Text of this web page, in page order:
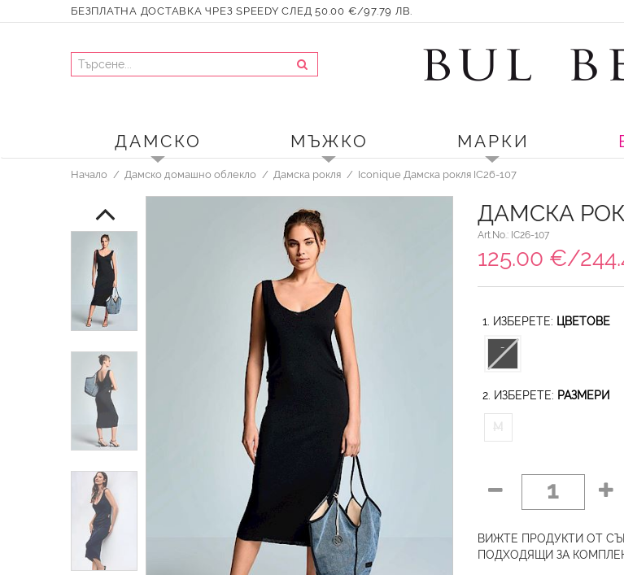
БЕЗПЛАТНА ДОСТАВКА ЧРЕЗ SPEEDY СЛЕД 50.00 €/97.79 ЛВ.
ДАМСКО МЪЖКО МАРКИ
Начало Дамско домашно облекло Дамска рокля Iconique Дамска рокля IC26-107
ДАМСКА
Art.No.: IC26-107
125.00 €/
1. ИЗБЕРЕТЕ: ЦВЕТОВЕ
2. ИЗБЕРЕТЕ: РАЗМЕРИ
M
1
ВИЖТЕ ПРОДУКТИ ОТ
ПОДХОДЯЩИ ЗА